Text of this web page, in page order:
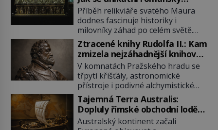
poklad dostal do zapadlého
Bečova?
Příběh relikviáře svatého Maura
dodnes fascinuje historiky i
milovníky záhad po celém světě.
Tato románská zlatnická památka
ze 13. století je po českých
korunovačních klenotech druhým
nejcennějším movitým majetkem v
České republice. Přestože byl
klenot v roce 1985 po dramatickém
pátrání kriminalistů úspěšně
nalezen, jeho minulost stále
obestírá hustá mlha. Otázky, jak
přesně se tato […]
Ztracené knihy Rudolfa II.: Kam
zmizela nejzáhadnější knihovna
Evropy?
V komnatách Pražského hradu se
třpytí křišťály, astronomické
přístroje i podivné alchymistické
rukopisy. Císař Rudolf II.
shromažďuje vše, co souvisí s
tajemstvím přírody, hvězd i
lidského poznání. Jenže po jeho
Tajemná Terra Australis:
Dopluly římské obchodní lodě
až do Austrálie?
Australský kontinent začali